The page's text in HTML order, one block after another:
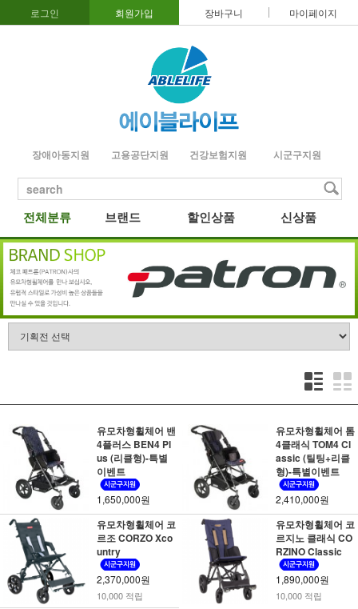
로그인 회원가입 장바구니 마이페이지
장애아동지원 고용공단지원 건강보험지원 시군구지원
search
전체분류 브랜드 할인상품 신상품
유모차형휠체어 밴
4플러스 BEN4 Pl
us (리클형)-특별
이벤트
1,650,000원
유모차형휠체어 톰
4클래식 TOM4 Cl
assic (틸팅+리클
형)-특별이벤트
2,410,000원
유모차형휠체어 코
르조 CORZO Xco
untry
2,370,000원
10,000 적립
유모차형휠체어 코
르지노 클래식 CO
RZINO Classic
1,890,000원
10,000 적립